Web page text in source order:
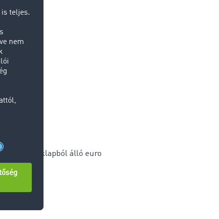
11 raklapból álló euro